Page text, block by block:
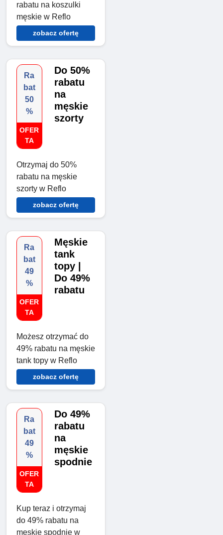
rabatu na koszulki
męskie w Reflo
zobacz ofertę
Ra
bat
50
%
OFER
TA
Do 50%
rabatu
na
męskie
szorty
Otrzymaj do 50%
rabatu na męskie
szorty w Reflo
zobacz ofertę
Ra
bat
49
%
OFER
TA
Męskie
tank
topy |
Do 49%
rabatu
Możesz otrzymać do
49% rabatu na męskie
tank topy w Reflo
zobacz ofertę
Ra
bat
49
%
OFER
TA
Do 49%
rabatu
na
męskie
spodnie
Kup teraz i otrzymaj
do 49% rabatu na
męskie spodnie w